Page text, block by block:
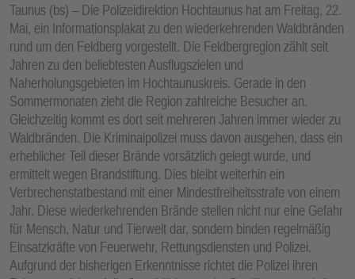
Taunus (bs) – Die Polizeidirektion Hochtaunus hat am Freitag, 22.
Mai, ein Informationsplakat zu den wiederkehrenden Waldbränden
rund um den Feldberg vorgestellt. Die Feldbergregion zählt seit
Jahren zu den beliebtesten Ausflugszielen und
Naherholungsgebieten im Hochtaunuskreis. Gerade in den
Sommermonaten zieht die Region zahlreiche Besucher an.
Gleichzeitig kommt es dort seit mehreren Jahren immer wieder zu
Waldbränden. Die Kriminalpolizei muss davon ausgehen, dass ein
erheblicher Teil dieser Brände vorsätzlich gelegt wurde, und
ermittelt wegen Brandstiftung. Dies bleibt weiterhin ein
Verbrechenstatbestand mit einer Mindestfreiheitsstrafe von einem
Jahr. Diese wiederkehrenden Brände stellen nicht nur eine Gefahr
für Mensch, Natur und Tierwelt dar, sondern binden regelmäßig
Einsatzkräfte von Feuerwehr, Rettungsdiensten und Polizei.
Aufgrund der bisherigen Erkenntnisse richtet die Polizei ihren